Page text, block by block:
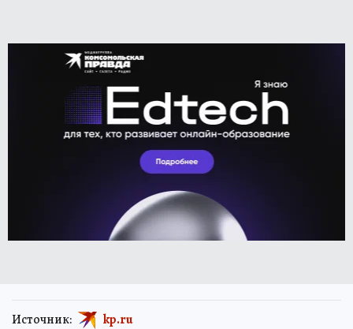
Источник: kp.ru